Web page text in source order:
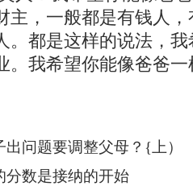
主，一般都是有钱人
。都是这样的说法，
。我希望你能像爸爸
出问题要调整父母？{上）
分数是接纳的开始